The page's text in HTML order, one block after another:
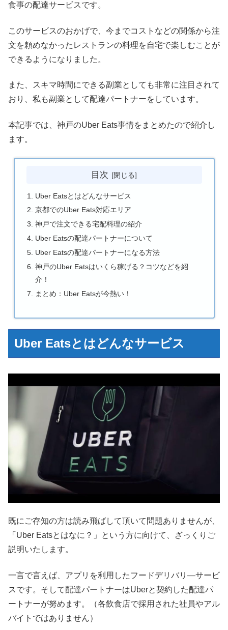
食事の配達サービスです。
このサービスのおかげで、今までコストなどの関係から注
文を頼めなかったレストランの料理を自宅で楽しむことが
できるようになりました。
また、スキマ時間にできる副業としても非常に注目されて
おり、私も副業として配達パートナーをしています。
本記事では、神戸のUber Eats事情をまとめたので紹介し
ます。
目次
Uber Eatsとはどんなサービス
京都でのUber Eats対応エリア
神戸で注文できる宅配料理の紹介
Uber Eatsの配達パートナーについて
Uber Eatsの配達パートナーになる方法
神戸のUber Eatsはいくら稼げる？コツなどを紹
介！
まとめ：Uber Eatsが今熱い！
Uber Eatsとはどんなサービス
既にご存知の方は読み飛ばして頂いて問題ありませんが、
「Uber Eatsとはなに？」という方に向けて、ざっくりご
説明いたします。
一言で言えば、アプリを利用したフードデリバリ―サービ
スです。そして配達パートナーはUberと契約した配達パ
ートナーが努めます。（各飲食店で採用された社員やアル
バイトではありません）